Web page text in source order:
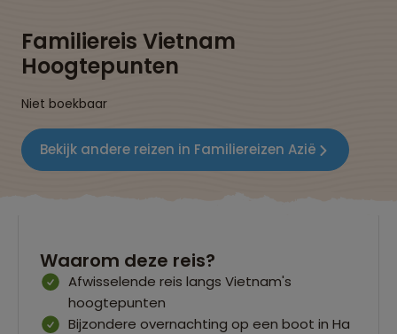
Familiereis Vietnam
Hoogtepunten
Niet boekbaar
Bekijk andere reizen in Familiereizen Azië
Waarom deze reis?
Afwisselende reis langs Vietnam's
hoogtepunten
Bijzondere overnachting op een boot in Ha